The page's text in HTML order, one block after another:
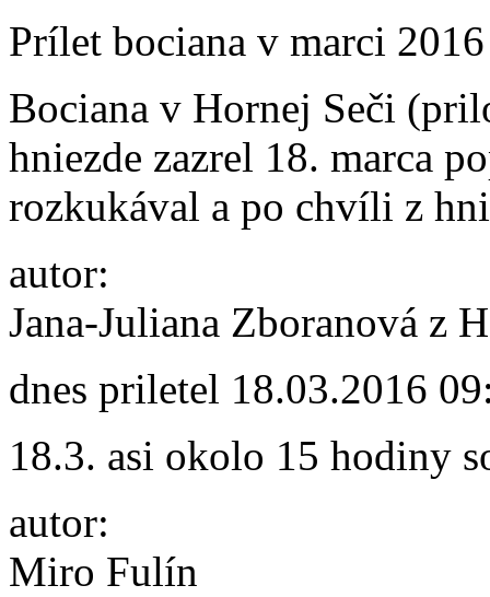
Prílet bociana v marci
Bociana v Hornej Seči
hniezde zazrel 18. marca
rozkukával a po chvíli z
autor:
Jana-Juliana Zboranová z
dnes priletel 18.03.2016
18.3. asi okolo 15 hodiny
autor:
Miro Fulín